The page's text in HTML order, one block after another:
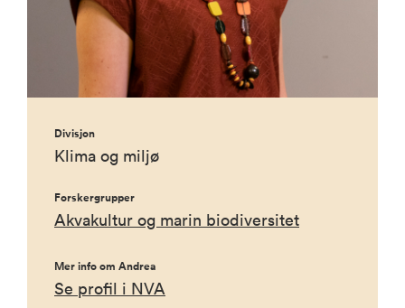
Divisjon
Klima og miljø
Forskergrupper
Akvakultur og marin biodiversitet
Mer info om Andrea
Se profil i NVA